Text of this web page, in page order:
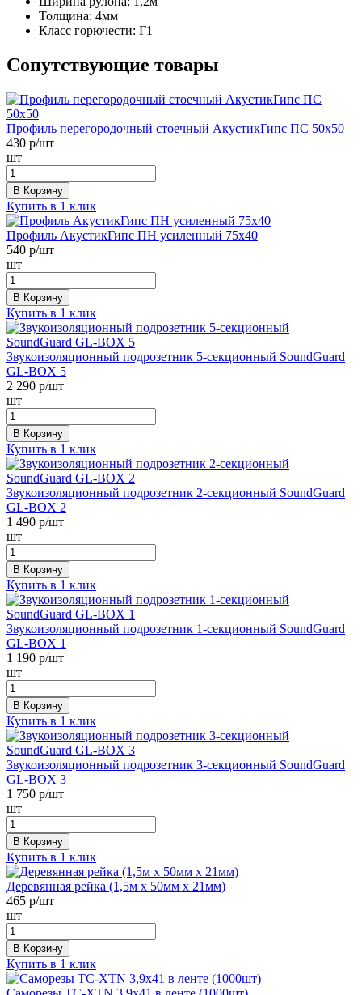
Толщина: 4мм
Класс горючести: Г1
Сопутствующие товары
Профиль перегородочный стоечный АкустикГипс ПС 50х50
430 р/шт
шт
В Корзину
Купить в 1 клик
Профиль АкустикГипс ПН усиленный 75х40
540 р/шт
шт
В Корзину
Купить в 1 клик
Звукоизоляционный подрозетник 5-секционный SoundGuard
GL-BOX 5
2 290 р/шт
шт
В Корзину
Купить в 1 клик
Звукоизоляционный подрозетник 2-секционный SoundGuard
GL-BOX 2
1 490 р/шт
шт
В Корзину
Купить в 1 клик
Звукоизоляционный подрозетник 1-секционный SoundGuard
GL-BOX 1
1 190 р/шт
шт
В Корзину
Купить в 1 клик
Звукоизоляционный подрозетник 3-секционный SoundGuard
GL-BOX 3
1 750 р/шт
шт
В Корзину
Купить в 1 клик
Деревянная рейка (1,5м х 50мм х 21мм)
465 р/шт
шт
В Корзину
Купить в 1 клик